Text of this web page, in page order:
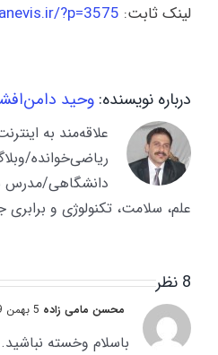
لینک ثابت: ?p=3575
درباره نویسنده: وحید
علاقه‌مند به
دانشگاهی/مدرس
علم، سلامت، تکنولوژی و
8 نظر
محسن مامی زاده
باسلام وخسته